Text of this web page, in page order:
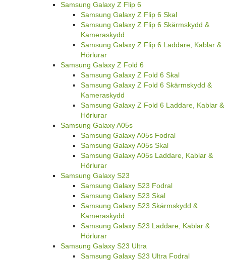
Samsung Galaxy Z Flip 6
Samsung Galaxy Z Flip 6 Skal
Samsung Galaxy Z Flip 6 Skärmskydd &
Kameraskydd
Samsung Galaxy Z Flip 6 Laddare, Kablar &
Hörlurar
Samsung Galaxy Z Fold 6
Samsung Galaxy Z Fold 6 Skal
Samsung Galaxy Z Fold 6 Skärmskydd &
Kameraskydd
Samsung Galaxy Z Fold 6 Laddare, Kablar &
Hörlurar
Samsung Galaxy A05s
Samsung Galaxy A05s Fodral
Samsung Galaxy A05s Skal
Samsung Galaxy A05s Laddare, Kablar &
Hörlurar
Samsung Galaxy S23
Samsung Galaxy S23 Fodral
Samsung Galaxy S23 Skal
Samsung Galaxy S23 Skärmskydd &
Kameraskydd
Samsung Galaxy S23 Laddare, Kablar &
Hörlurar
Samsung Galaxy S23 Ultra
Samsung Galaxy S23 Ultra Fodral